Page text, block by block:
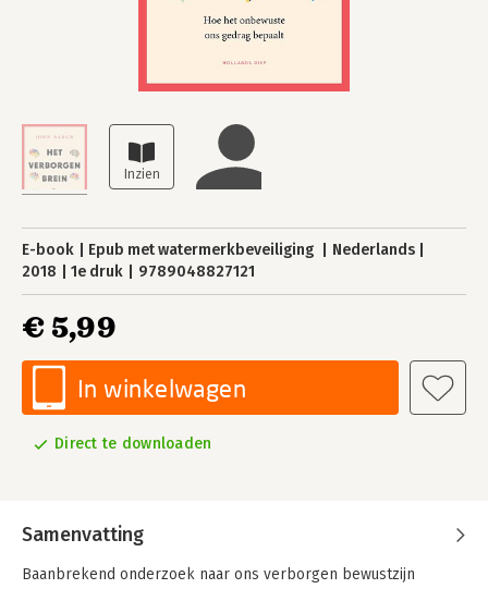
E-book Epub met watermerkbeveiliging
Nederlands
2018
1e druk 9789048827121
€ 5,99
In winkelwagen
Direct te downloaden
Samenvatting
Baanbrekend onderzoek naar ons verborgen bewustzijn